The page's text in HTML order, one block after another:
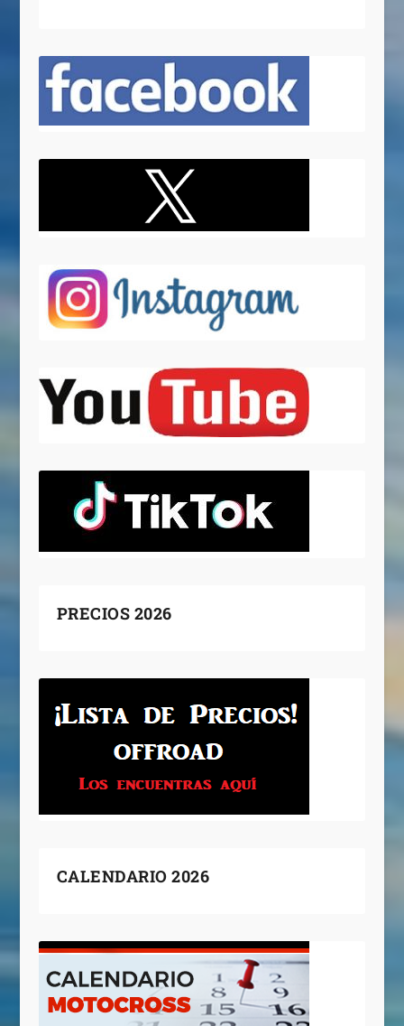
PRECIOS 2026
CALENDARIO 2026